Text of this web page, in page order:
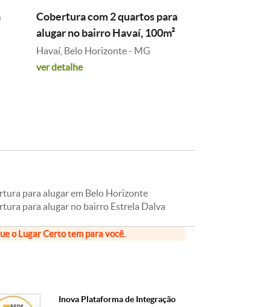
Cobertura com 2 quartos para
alugar no bairro Havaí, 100m²
Havaí, Belo Horizonte - MG
ver detalhe
para alugar em Belo Horizonte
para alugar no bairro Estrela Dalva
o Lugar Certo tem para você.
Inova Plataforma de Integração